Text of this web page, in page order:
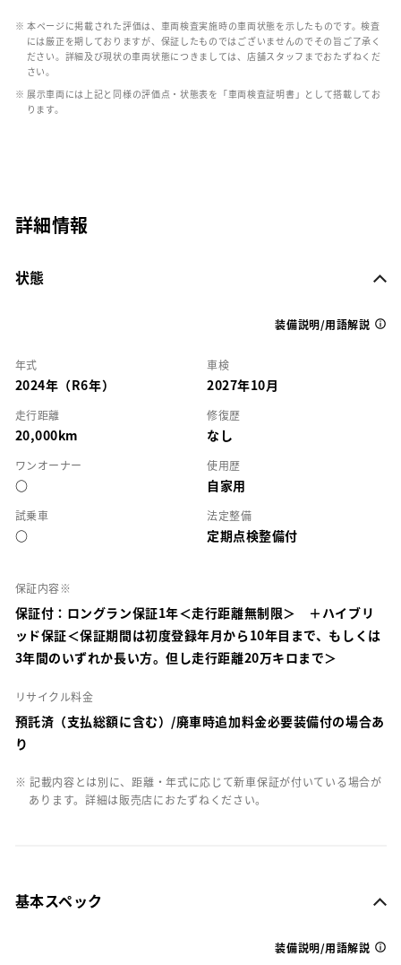
※ 本ページに掲載された評価は、車両検査実施時の車両状態を示したものです。検査
には厳正を期しておりますが、保証したものではございませんのでその旨ご了承く
ださい。詳細及び現状の車両状態につきましては、店舗スタッフまでおたずねくだ
さい。
※ 展示車両には上記と同様の評価点・状態表を「車両検査証明書」として搭載してお
ります。
詳細情報
状態
装備説明/用語解説
年式
2024年（R6年）
車検
2027年10月
走行距離
20,000km
修復歴
なし
ワンオーナー
○
使用歴
自家用
試乗車
○
法定整備
定期点検整備付
保証内容※
保証付：ロングラン保証1年＜走行距離無制限＞ ＋ハイブリ
ッド保証＜保証期間は初度登録年月から10年目まで、もしくは
3年間のいずれか長い方。但し走行距離20万キロまで＞
リサイクル料金
預託済（支払総額に含む）/廃車時追加料金必要装備付の場合あ
り
※ 記載内容とは別に、距離・年式に応じて新車保証が付いている場合が
あります。詳細は販売店におたずねください。
基本スペック
装備説明/用語解説